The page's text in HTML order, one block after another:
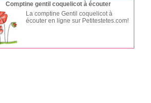
Comptine gentil coquelicot à écouter
La comptine Gentil coquelicot à
écouter en ligne sur Petitestetes.com!